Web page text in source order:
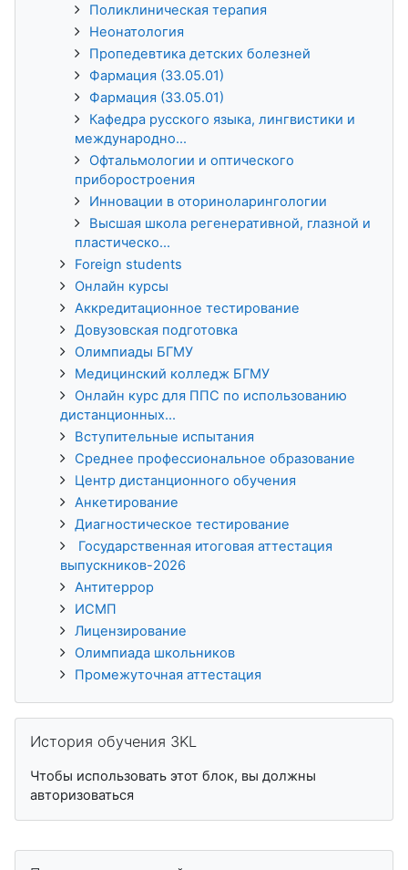
Поликлиническая терапия
Неонатология
Пропедевтика детских болезней
Фармация (33.05.01)
Фармация (33.05.01)
Кафедра русского языка, лингвистики и
международно...
Офтальмологии и оптического
приборостроения
Инновации в оториноларингологии
Высшая школа регенеративной, глазной и
пластическо...
Foreign students
Онлайн курсы
Аккредитационное тестирование
Довузовская подготовка
Олимпиады БГМУ
Медицинский колледж БГМУ
Онлайн курс для ППС по использованию
дистанционных...
Вступительные испытания
Среднее профессиональное образование
Центр дистанционного обучения
Анкетирование
Диагностическое тестирование
Государственная итоговая аттестация
выпускников-2026
Антитеррор
ИСМП
Лицензирование
Олимпиада школьников
Промежуточная аттестация
История обучения 3KL
Чтобы использовать этот блок, вы должны
авторизоваться